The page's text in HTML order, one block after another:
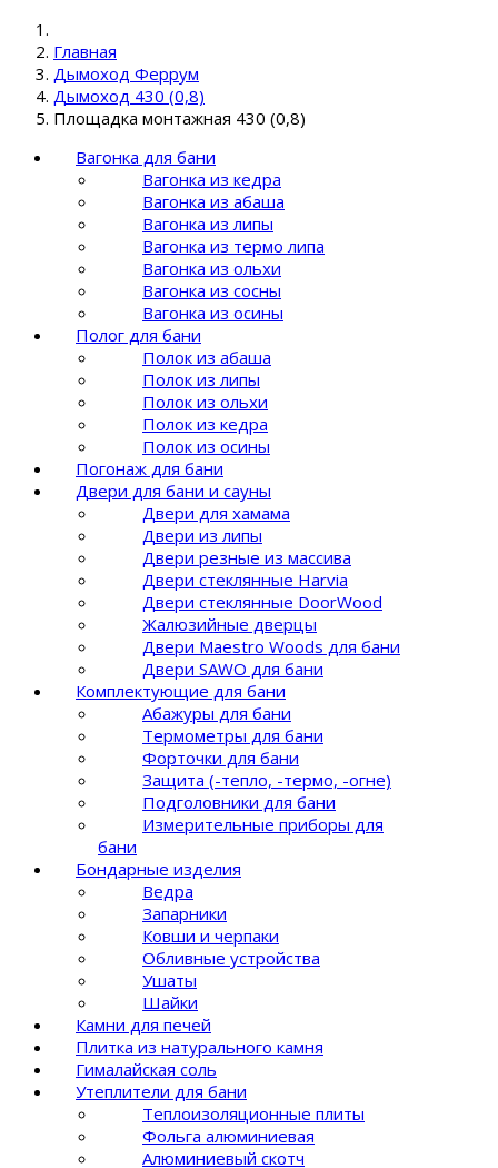
Главная
Дымоход Феррум
Дымоход 430 (0,8)
Площадка монтажная 430 (0,8)
Вагонка для бани
Вагонка из кедра
Вагонка из абаша
Вагонка из липы
Вагонка из термо липа
Вагонка из ольхи
Вагонка из сосны
Вагонка из осины
Полог для бани
Полок из абаша
Полок из липы
Полок из ольхи
Полок из кедра
Полок из осины
Погонаж для бани
Двери для бани и сауны
Двери для хамама
Двери из липы
Двери резные из массива
Двери стеклянные Harvia
Двери стеклянные DoorWood
Жалюзийные дверцы
Двери Maestro Woods для бани
Двери SAWO для бани
Комплектующие для бани
Абажуры для бани
Термометры для бани
Форточки для бани
Защита (-тепло, -термо, -огне)
Подголовники для бани
Измерительные приборы для
бани
Бондарные изделия
Ведра
Запарники
Ковши и черпаки
Обливные устройства
Ушаты
Шайки
Камни для печей
Плитка из натурального камня
Гималайская соль
Утеплители для бани
Теплоизоляционные плиты
Фольга алюминиевая
Алюминиевый скотч